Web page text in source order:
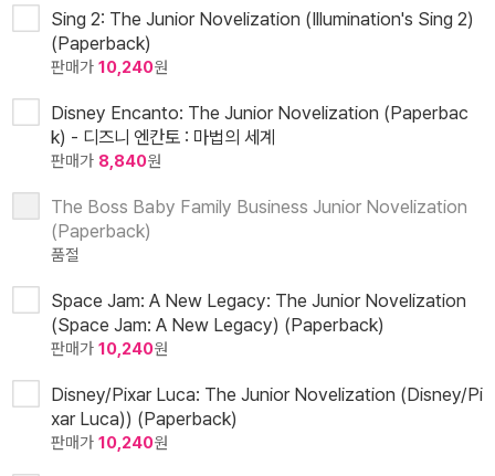
Sing 2: The Junior Novelization (Illumination's Sing 2)
(Paperback)
판매가 10,240원
Disney Encanto: The Junior Novelization (Paperbac
k) - 디즈니 엔칸토 : 마법의 세계
판매가 8,840원
The Boss Baby Family Business Junior Novelization
(Paperback)
품절
Space Jam: A New Legacy: The Junior Novelization
(Space Jam: A New Legacy) (Paperback)
판매가 10,240원
Disney/Pixar Luca: The Junior Novelization (Disney/Pi
xar Luca)) (Paperback)
판매가 10,240원